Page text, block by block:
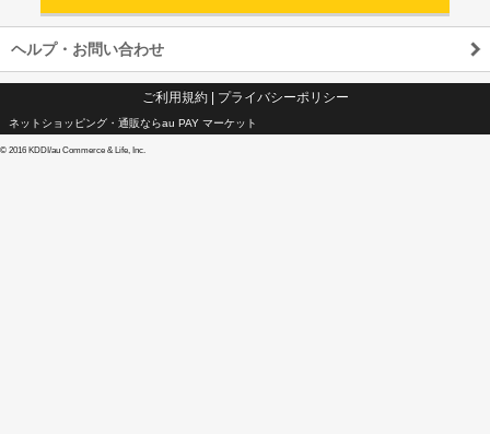
ヘルプ・お問い合わせ
ご利用規約| プライバシーポリシー
ネットショッピング・通販ならau PAY マーケット
© 2016 KDDI/au Commerce & Life, Inc.